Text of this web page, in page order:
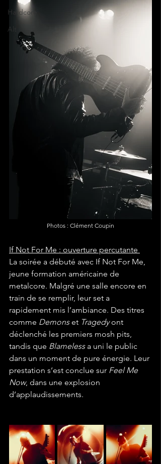
Hardcore
Alt
Photos : Clément Coupin
If Not For Me : ouverture percutante
La soirée a débuté avec If Not For Me,
jeune formation américaine de
metalcore. Malgré une salle encore en
train de se remplir, leur set a
rapidement mis l’ambiance. Des titres
comme Demons et Tragedy ont
déclenché les premiers mosh pits,
tandis que Blameless a uni le public
dans un moment de pure énergie. Leur
prestation s’est conclue sur Feel Me
Now, dans une explosion
d’applaudissements.